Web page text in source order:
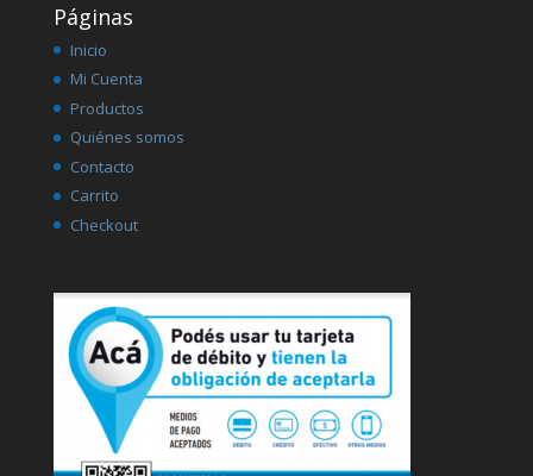
Páginas
Inicio
Mi Cuenta
Productos
Quiénes somos
Contacto
Carrito
Checkout